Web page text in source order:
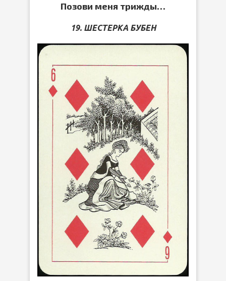
Позови меня трижды…
19. ШЕСТЕРКА БУБЕН